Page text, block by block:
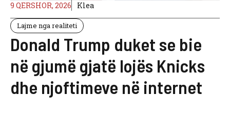
9 QERSHOR, 2026 Klea
Lajme nga realiteti
Donald Trump duket se bie
në gjumë gjatë lojës Knicks
dhe njoftimeve në internet